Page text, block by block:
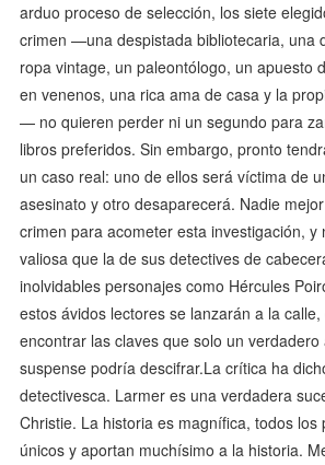
arduo proceso de selección, los siete
crimen —una despistada bibliotecaria, una
ropa vintage, un paleontólogo, un apuesto
en venenos, una rica ama de casa y la
— no quieren perder ni un segundo para
libros preferidos. Sin embargo, pronto
un caso real: uno de ellos será víctima de
asesinato y otro desaparecerá. Nadie
crimen para acometer esta investigación, y
valiosa que la de sus detectives de
inolvidables personajes como Hércules
estos ávidos lectores se lanzarán a la
encontrar las claves que solo un verdadero
suspense podría descifrar.La crítica ha
detectivesca. Larmer es una verdadera
Christie. La historia es magnífica, todos los
únicos y aportan muchísimo a la historia.